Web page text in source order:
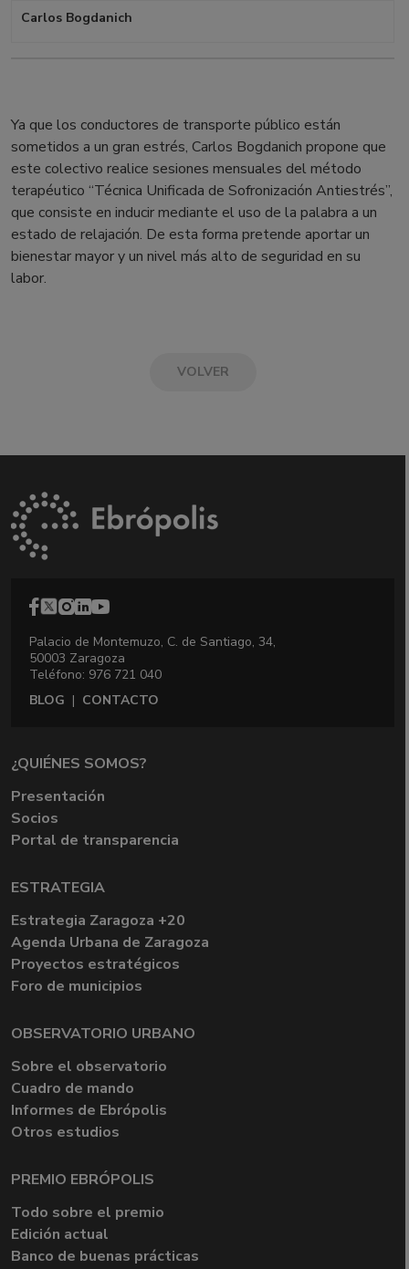
Carlos Bogdanich
Ya que los conductores de transporte público están
sometidos a un gran estrés, Carlos Bogdanich propone que
este colectivo realice sesiones mensuales del método
terapéutico “Técnica Unificada de Sofronización Antiestrés”,
que consiste en inducir mediante el uso de la palabra a un
estado de relajación. De esta forma pretende aportar un
bienestar mayor y un nivel más alto de seguridad en su
labor.
VOLVER
Palacio de Montemuzo, C. de Santiago, 34,
50003 Zaragoza
Teléfono: 976 721 040
BLOG | CONTACTO
¿QUIÉNES SOMOS?
Presentación
Socios
Portal de transparencia
ESTRATEGIA
Estrategia Zaragoza +20
Agenda Urbana de Zaragoza
Proyectos estratégicos
Foro de municipios
OBSERVATORIO URBANO
Sobre el observatorio
Cuadro de mando
Informes de Ebrópolis
Otros estudios
PREMIO EBRÓPOLIS
Todo sobre el premio
Edición actual
Banco de buenas prácticas